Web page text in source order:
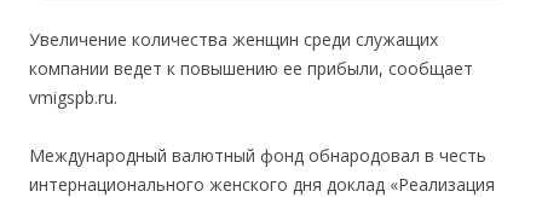
Увеличение количества женщин среди служащих
компании ведет к повышению ее прибыли, сообщает
vmigspb.ru.
Международный валютный фонд обнародовал в честь
интернационального женского дня доклад «Реализация